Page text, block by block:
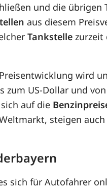
und die übrigen
aus diesem
Tankstelle zurzeit
wird
zum US-Dollar und
auf die
steigen auch
sich für Autofahrer